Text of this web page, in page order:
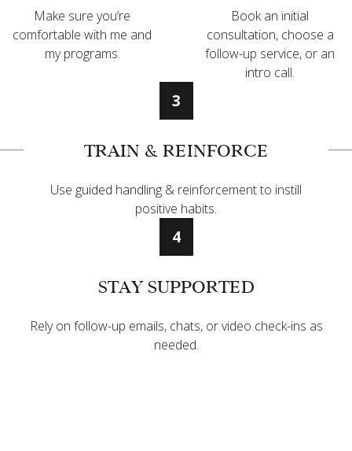
Make sure you’re
comfortable with me and
my programs.
Book an initial
consultation, choose a
follow-up service, or an
intro call.
3
TRAIN & REINFORCE
Use guided handling & reinforcement to instill
positive habits.
4
STAY SUPPORTED
Rely on follow-up emails, chats, or video check-ins as
needed.